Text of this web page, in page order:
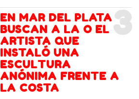
3
EN MAR DEL PLATA
BUSCAN A LA O EL
ARTISTA QUE
INSTALÓ UNA
ESCULTURA
ANÓNIMA FRENTE A
LA COSTA